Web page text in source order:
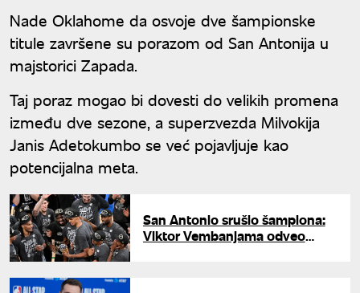
Nade Oklahome da osvoje dve šampionske
titule završene su porazom od San Antonija u
majstorici Zapada.
Taj poraz mogao bi dovesti do velikih promena
između dve sezone, a superzvezda Milvokija
Janis Adetokumbo se već pojavljuje kao
potencijalna meta.
San Antonio srušio šampiona:
Viktor Vembanjama odveo